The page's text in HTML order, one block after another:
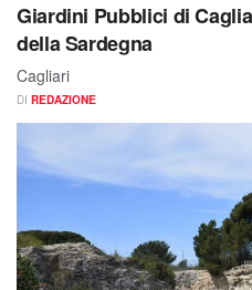
Giardini Pubblici di
della Sardegna
Cagliari
DI REDAZIONE